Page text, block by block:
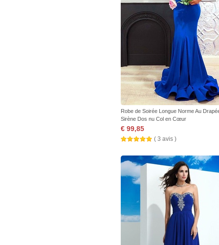
Robe de Soirée Longue Norme Au
Sirène Dos nu Col en Cœur
€ 99,85
( 3 avis )